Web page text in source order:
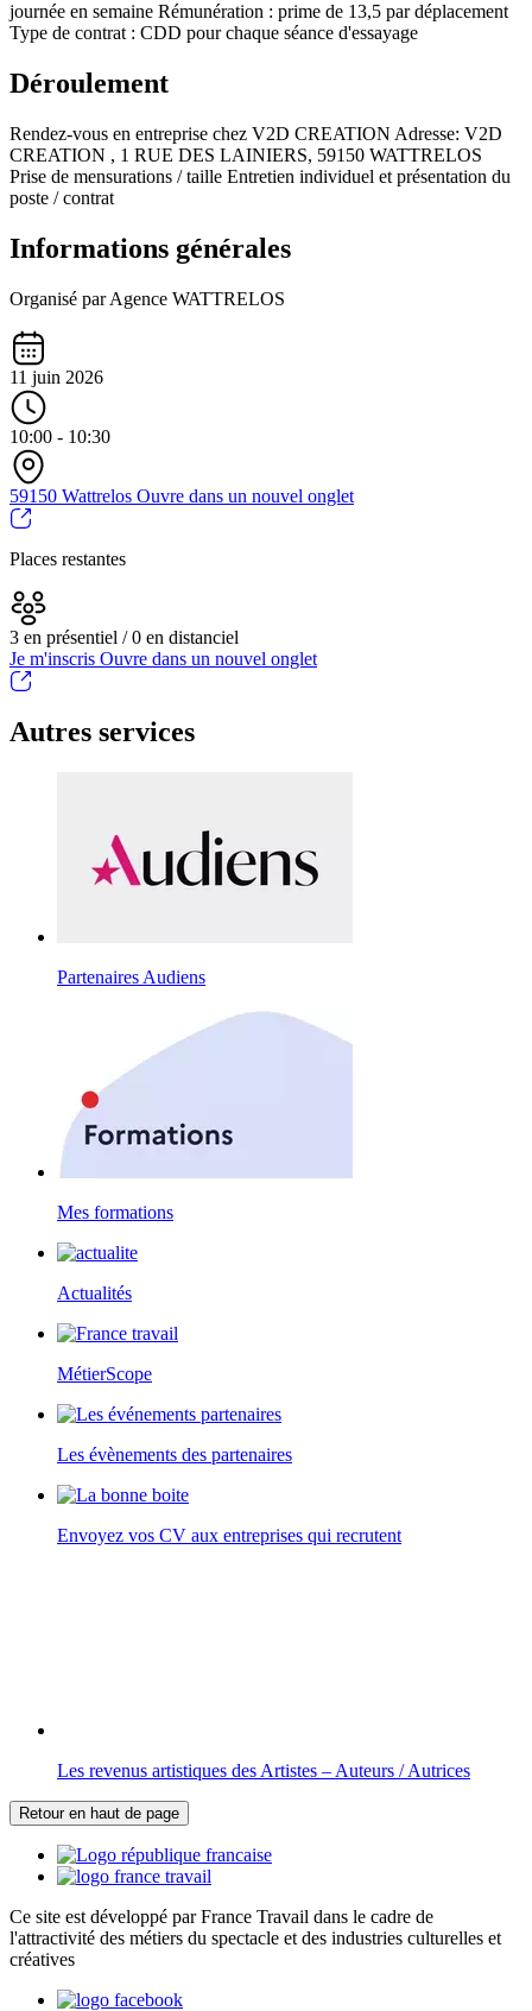
journée en semaine Rémunération : prime de 13,5 par déplacement
Type de contrat : CDD pour chaque séance d'essayage
Déroulement
Rendez-vous en entreprise chez V2D CREATION Adresse: V2D
CREATION , 1 RUE DES LAINIERS, 59150 WATTRELOS
Prise de mensurations / taille Entretien individuel et présentation du
poste / contrat
Informations générales
Organisé par Agence WATTRELOS
11 juin 2026
10:00 - 10:30
59150 Wattrelos Ouvre dans un nouvel onglet
Places restantes
3 en présentiel / 0 en distanciel
Je m'inscris Ouvre dans un nouvel onglet
Autres services
Partenaires Audiens
Mes formations
Actualités
MétierScope
Les évènements des partenaires
Envoyez vos CV aux entreprises qui recrutent
Les revenus artistiques des Artistes – Auteurs / Autrices
Retour en haut de page
Ce site est développé par France Travail dans le cadre de
l'attractivité des métiers du spectacle et des industries culturelles et
créatives